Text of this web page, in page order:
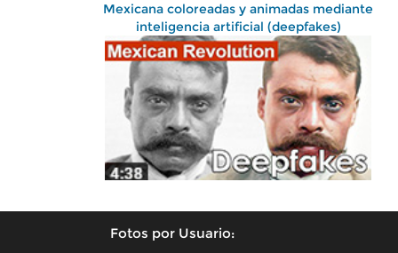
Mexicana coloreadas y animadas mediante
inteligencia artificial (deepfakes)
Fotos por Usuario: